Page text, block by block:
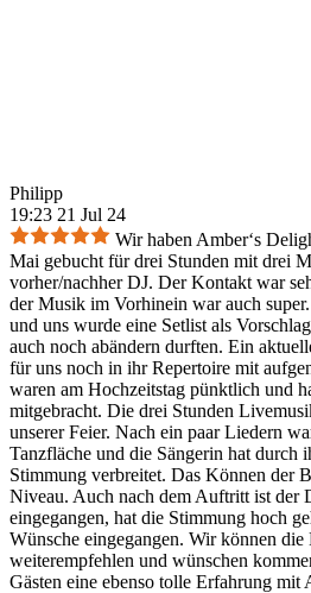
Philipp
19:23 21 Jul 24
Wir haben Amber‘s
Mai gebucht für drei Stunden mit drei
vorher/nachher DJ. Der Kontakt war
der Musik im Vorhinein war auch
und uns wurde eine Setlist als
auch noch abändern durften. Ein
für uns noch in ihr Repertoire mit
waren am Hochzeitstag pünktlich und
mitgebracht. Die drei Stunden
unserer Feier. Nach ein paar Liedern
Tanzfläche und die Sängerin hat durch
Stimmung verbreitet. Das Können der
Niveau. Auch nach dem Auftritt ist der
eingegangen, hat die Stimmung hoch
Wünsche eingegangen. Wir können die
weiterempfehlen und wünschen
Gästen eine ebenso tolle Erfahrung mit